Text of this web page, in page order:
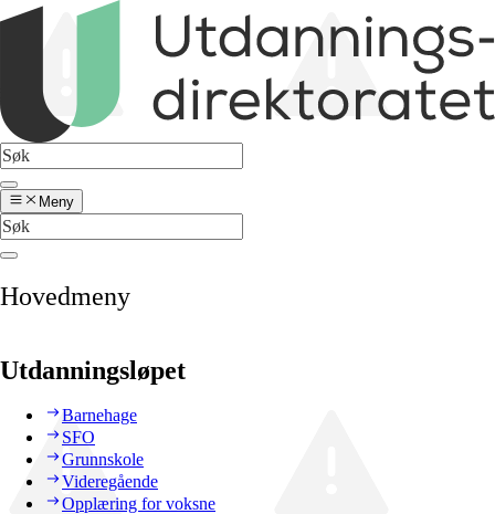
Meny
Hovedmeny
Utdanningsløpet
Barnehage
SFO
Grunnskole
Videregående
Opplæring for voksne